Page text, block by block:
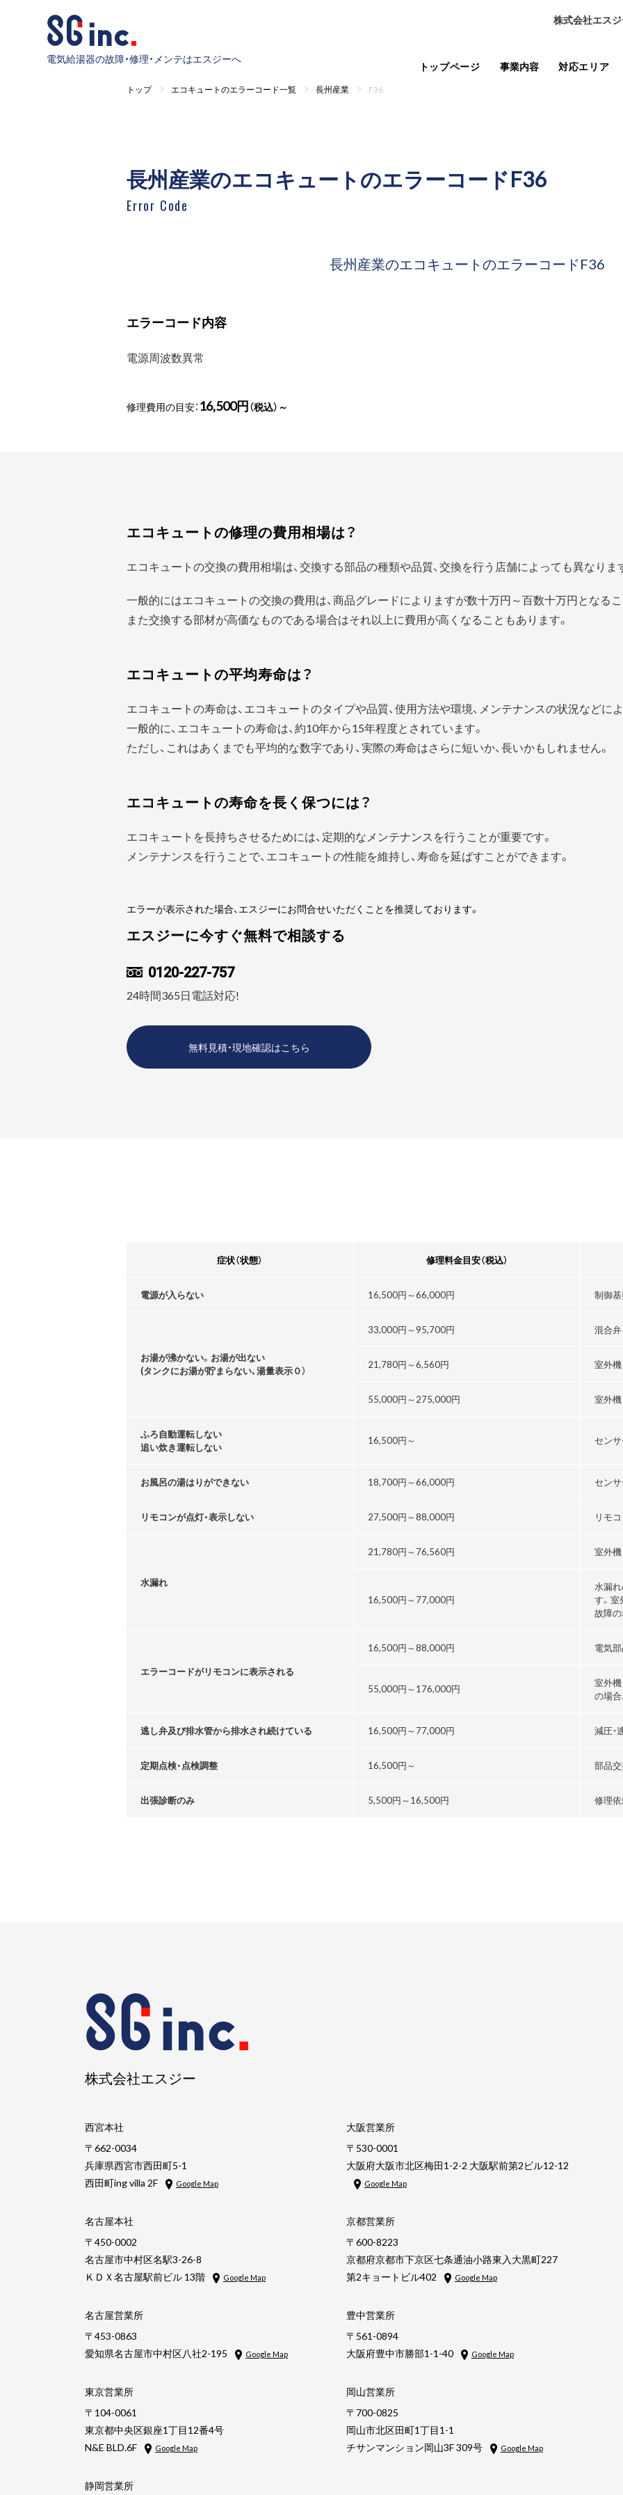
電気給湯器の故障・修理・メンテはエスジーへ
株式会社エス
トップページ 事業内容 対応エリア
トップ エコキュートのエラーコード一覧 長州産業 F36
長州産業のエコキュートのエラーコードF36
Error Code
長州産業のエコキュートのエラーコードF36
エラーコード内容
電源周波数異常
修理費用の目安： 16,500円（税込）～
エコキュートの修理の費用相場は？
エコキュートの交換の費用相場は、交換する部品の種類や品質、交換を行う店舗によっても異なりま
一般的にはエコキュートの交換の費用は、商品グレードによりますが数十万円～百数十万円となるこ
また交換する部材が高価なものである場合はそれ以上に費用が高くなることもあります。
エコキュートの平均寿命は？
エコキュートの寿命は、エコキュートのタイプや品質、使用方法や環境、メンテナンスの状況などに
一般的に、エコキュートの寿命は、約10年から15年程度とされています。
ただし、これはあくまでも平均的な数字であり、実際の寿命はさらに短いか、長いかもしれません。
エコキュートの寿命を長く保つには？
エコキュートを長持ちさせるためには、定期的なメンテナンスを行うことが重要です。
メンテナンスを行うことで、エコキュートの性能を維持し、寿命を延ばすことができます。
エラーが表示された場合、エスジーにお問合せいただくことを推奨しております。
エスジーに今すぐ無料で相談する
0120-227-757
24時間365日電話対応!
無料見積・現地確認はこちら
症状（状態） 修理料金目安（税込）
電源が入らない 16,500円～66,000円 制御基
お湯が沸かない。お湯が出ない
(タンクにお湯が貯まらない､湯量表示０）
33,000円～95,700円 混合弁
21,780円～6,560円 室外
55,000円～ 275,000円 室外機
ふろ自動運転しない
追い炊き運転しない
16,500円～ センサ
お風呂の湯はりができない 18,700円～66,000円 センサ
リモコンが点灯・表示しない 27,500円～88,000円 リモ
水漏れ
21,780円～76,560円 室外
16,500円～ 77,000円
水漏
す。
故障
エラーコードがリモコンに表示される
16,500円～88,000円 電気
55,000円～176,000円
室外
の場合
逃し弁及び排水管から排水され続けている 16,500円～ 77,000円 減圧・
定期点検・点検調整 16,500円～ 部品
出張診断のみ 5,500円～ 16,500円 修理
株式会社エスジー
西宮本社
〒662-0034
兵庫県西宮市西田町5-1
西田町ing villa 2F
Google Map
名古屋本社
〒450-0002
名古屋市中村区名駅3-26-8
ＫＤＸ名古屋駅前ビル 13階
Google Map
名古屋営業所
〒453-0863
愛知県名古屋市中村区八社2-195
Google Map
東京営業所
〒104-0061
東京都中央区銀座1丁目12番4号
N&E BLD.6F
Google Map
静岡営業所
大阪営業所
〒530-0001
大阪府大阪市北区梅田1-2-2 大阪駅前第2ビル12-12
Google Map
京都営業所
〒600-8223
京都府京都市下京区七条通油小路東入大黒町227
第2キョートビル402
Google Map
豊中営業所
〒561-0894
大阪府豊中市勝部1-1-40
Google Map
岡山営業所
〒700-0825
岡山市北区田町1丁目1-1
チサンマンション岡山3F 309号
Google Map